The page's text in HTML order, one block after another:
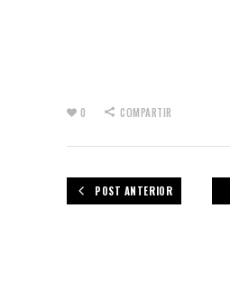
0 COMPARTIR
POST ANTERIOR